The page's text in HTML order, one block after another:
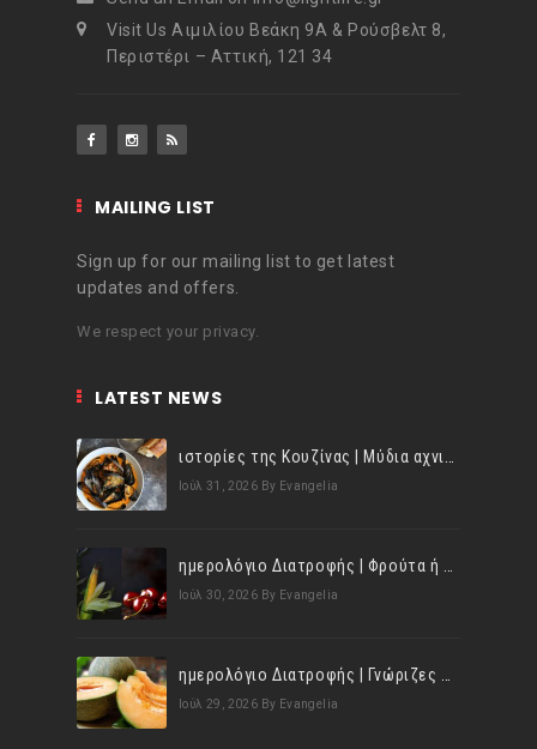
Visit Us Αιμιλίου Βεάκη 9Α & Ρούσβελτ 8,
Περιστέρι – Αττική, 121 34
MAILING LIST
Sign up for our mailing list to get latest
updates and offers.
We respect your privacy.
LATEST NEWS
Ιούλ 31, 2026 By Evangelia
Ιούλ 30, 2026 By Evangelia
Ιούλ 29, 2026 By Evangelia